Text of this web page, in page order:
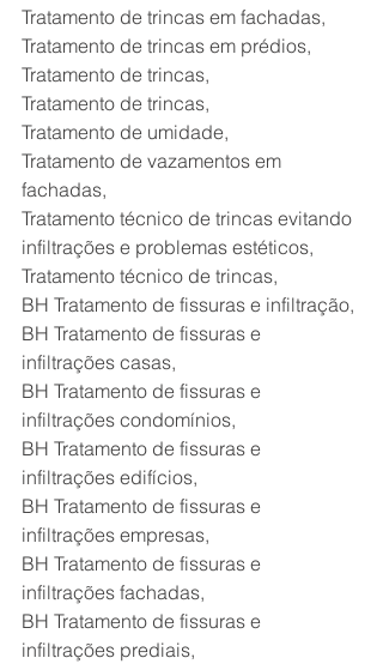
Tratamento de trincas em fachadas,
Tratamento de trincas em prédios,
Tratamento de trincas,
Tratamento de trincas,
Tratamento de umidade,
Tratamento de vazamentos em
fachadas,
Tratamento técnico de trincas evitando
infiltrações e problemas estéticos,
Tratamento técnico de trincas,
BH Tratamento de fissuras e infiltração,
BH Tratamento de fissuras e
infiltrações casas,
BH Tratamento de fissuras e
infiltrações condomínios,
BH Tratamento de fissuras e
infiltrações edifícios,
BH Tratamento de fissuras e
infiltrações empresas,
BH Tratamento de fissuras e
infiltrações fachadas,
BH Tratamento de fissuras e
infiltrações prediais,